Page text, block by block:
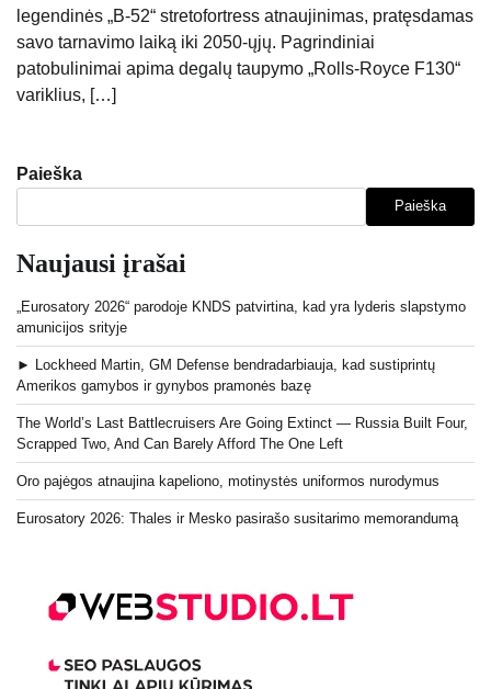
legendinės „B-52“ stretofortress atnaujinimas, pratęsdamas
savo tarnavimo laiką iki 2050-ųjų. Pagrindiniai
patobulinimai apima degalų taupymo „Rolls-Royce F130“
variklius, […]
Paieška
Paieška
Naujausi įrašai
„Eurosatory 2026“ parodoje KNDS patvirtina, kad yra lyderis slapstymo
amunicijos srityje
► Lockheed Martin, GM Defense bendradarbiauja, kad sustiprintų
Amerikos gamybos ir gynybos pramonės bazę
The World’s Last Battlecruisers Are Going Extinct — Russia Built Four,
Scrapped Two, And Can Barely Afford The One Left
Oro pajėgos atnaujina kapeliono, motinystės uniformos nurodymus
Eurosatory 2026: Thales ir Mesko pasirašo susitarimo memorandumą